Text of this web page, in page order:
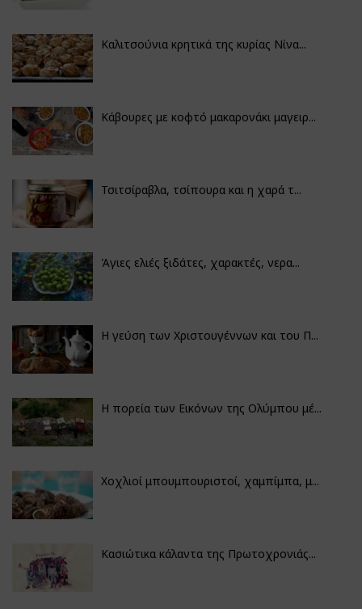
Καλιτσούνια κρητικά της κυρίας Νίνα...
Κάβουρες με κοφτό μακαρονάκι μαγειρ...
Τσιτσίραβλα, τσίπουρα και η χαρά τ...
Άγιες ελιές ξιδάτες, χαρακτές, νερα...
Η γεύση των Χριστουγέννων και του Π...
Η πορεία των Εικόνων της Ολύμπου μέ...
Χοχλιοί μπουμπουριστοί, χαμπίμπα, μ...
Κασιώτικα κάλαντα της Πρωτοχρονιάς...